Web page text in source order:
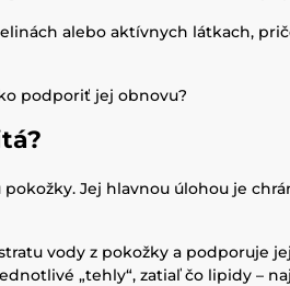
alebo aktívnych látkach,
podporiť jej obnovu?
Jej hlavnou úlohou je
vody z pokožky a podporuje
„tehly“, zatiaľ čo lipidy –